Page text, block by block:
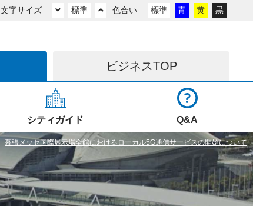
文字サイズ 標準 色合い 標準 青 黄 黒
ビジネスTOP
シティガイド Q&A
幕張メッセ国際展示場全館におけるローカル5G通信サービスの開始について